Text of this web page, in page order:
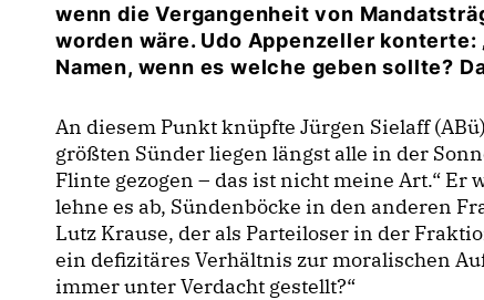
wenn die Vergangenheit von
worden wäre. Udo Appenzeller
Namen, wenn es welche geben sollte?
An diesem Punkt knüpfte Jürgen Sielaff
größten Sünder liegen längst alle in der
Flinte gezogen – das ist nicht meine Art.“ Er
lehne es ab, Sündenböcke in den anderen
Lutz Krause, der als Parteiloser in der
ein defizitäres Verhältnis zur moralischen
immer unter Verdacht gestellt?“